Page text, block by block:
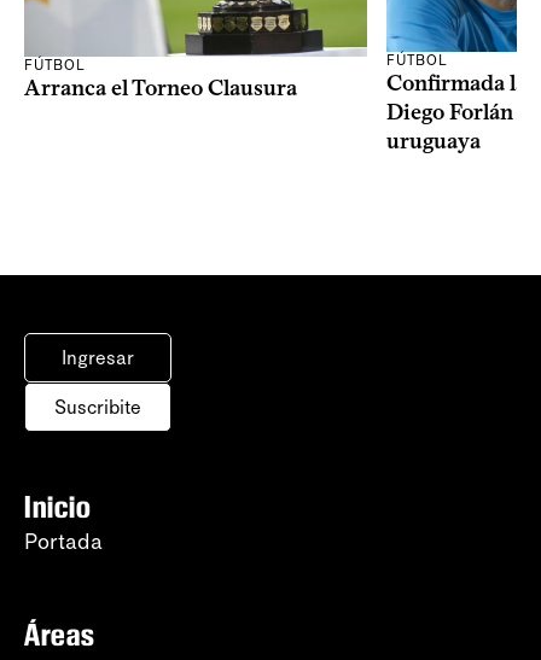
FÚTBOL
Arranca el Torneo Clausura
FÚTBOL
Confirmada la
Diego Forlán
uruguaya
Ingresar
Suscribite
Inicio
Portada
Áreas